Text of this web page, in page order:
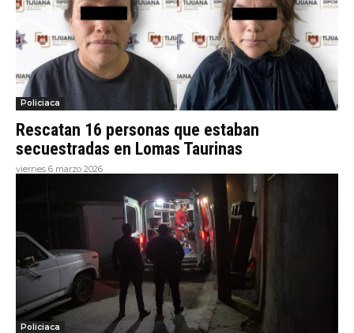
Policiaca
Rescatan 16 personas que estaban
secuestradas en Lomas Taurinas
viernes 6 marzo 2026
Policiaca